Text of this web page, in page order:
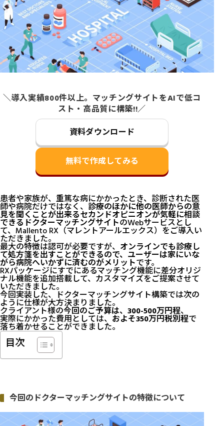
＼導入実績800件以上。マッチングサイトをAIで低コ
スト・高品質に構築!!／
資料ダウンロード
無料で作成してみる
患者や家族が、重篤な病にかかったとき、診断された医
師や病院だけではなく、 診療のほかに他の医師からの意
見を聞くことが出来るセカンドオピニオンが気軽に相談
できるドクターマッチングサイトのWebサービスとし
て、Mallento RX（マレントアールエックス）をご導入い
ただきました。
最大の特徴は認可が必要ですが、 オンラインでも診療し
て処方箋を出すことができるので、ユーザーは家にいな
がら病院へいかずに済むのがメリットです。
RXパッケージにすでにあるマッチング機能に差分オリジ
ナル機能を追加搭載して、カスタマイズをご提案させて
いただきました。
今回実装した、ドクターマッチングサイト構築では次の
ように仕様が大方決まりました。
クライアント様の今回のご予算は、300-500万円程、
実際にかかった費用としては、 およそ350万円税別程で
落ち着かせることができました。
目次
今回のドクターマッチングサイトの特徴について